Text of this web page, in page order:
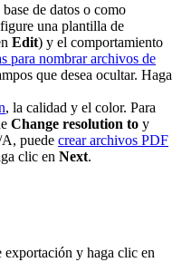
de datos o como
una plantilla de
Edit) y el comportamiento
para nombrar archivos de
que desea ocultar. Haga
, la calidad y el color. Para
Change resolution to y
puede crear archivos PDF
clic en Next.
y haga clic en